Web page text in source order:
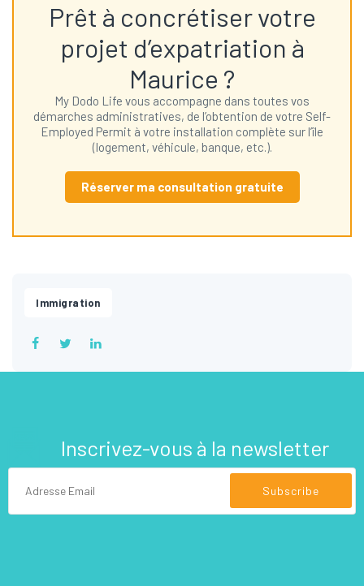
Prêt à concrétiser votre
projet d’expatriation à
Maurice ?
My Dodo Life vous accompagne dans toutes vos
démarches administratives, de l’obtention de votre Self-
Employed Permit à votre installation complète sur l’île
(logement, véhicule, banque, etc.).
Réserver ma consultation gratuite
Immigration
Inscrivez-vous à la newsletter